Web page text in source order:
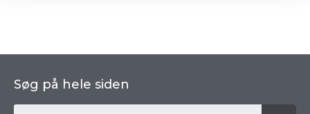
Søg på hele siden